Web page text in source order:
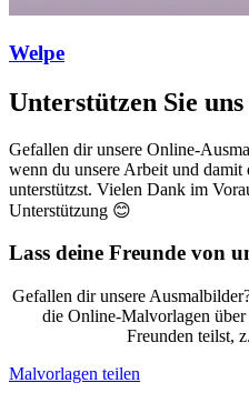
Welpe
Unterstützen Sie uns
Gefallen dir unsere Online-
wenn du unsere Arbeit und
unterstützst. Vielen Dank im
Unterstützung 😊
Lass deine Freunde von
Gefallen dir unsere
die Online-Malvorlagen
Freunden teilst,
Malvorlagen teilen